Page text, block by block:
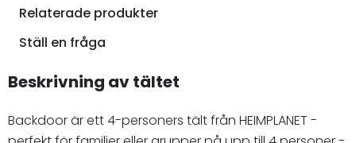
Relaterade produkter
Ställ en fråga
Beskrivning av tältet
Backdoor är ett 4-personers tält från HEIMPLANET -